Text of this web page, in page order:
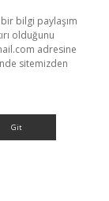
bilgi paylaşım
olduğunu
adresine
sitemizden